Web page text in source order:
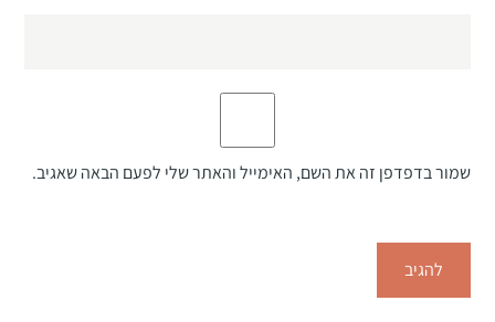
שמור בדפדפן זה את השם, האימייל והאתר שלי לפעם הבאה שאגיב.